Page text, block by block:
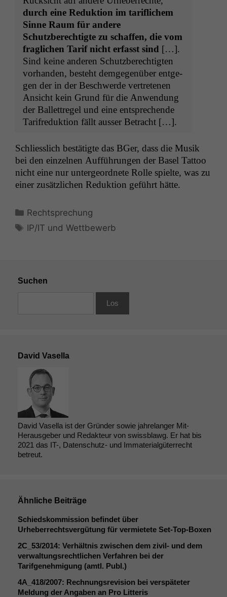
durch eine Reduk­tion im tar­i­flichem
Sinne Raum für andere
Schutzberechtigte zu schaf­fen, die vom
fraglichen Tarif nicht erfasst sind […].
Sind keine anderen Schutzberechtigten
vorhan­den, beste­ht demge­genüber ent­ge­
gen der in der Beschw­erde vertrete­nen
Ansicht kein Grund für die Anwen­dung
der Bal­let­tregel und eine entsprechende
Tar­ifre­duk­tion fällt auss­er Betracht […].
Schliesslich bestätigte das BGer, dass die Musik
bei den einzel­nen Auf­führun­gen der Basel Tat­too
nicht eine nur unter­ge­ord­nete Rolle spielte, was zu
ein­er zusät­zlichen Reduk­tion geführt hätte.
Kategorien
Rechtsprechung
Schlagwörter
IP/IT und Wettbewerb
Suchen
David Vasella
David Vasella ist der Gründer sowie jahrelanger Mit-
Herausgeber und Redakteur von swissblawg. Er hat bis
2021 das IT-, Datenschutz- und Immaterialgüterrecht
betreut.
Ähnliche Beiträge
Schiedskommission befindet über
Urheberrechtsvergütung für vermietete Set-Top-Boxen
2C_53/2014: Verhältnis zwischen dem zivil- und dem
verwaltungsrechtlichen Verfahren bei der
Tarifgenehmigung (amtl. Publ.)
4A_418/2007: Rechnungsrevision bei verspäteter
Meldung der Angaben an Pro Litteris
Diese
Cookies sind
optional, es
braucht sie,
Website
korrekt